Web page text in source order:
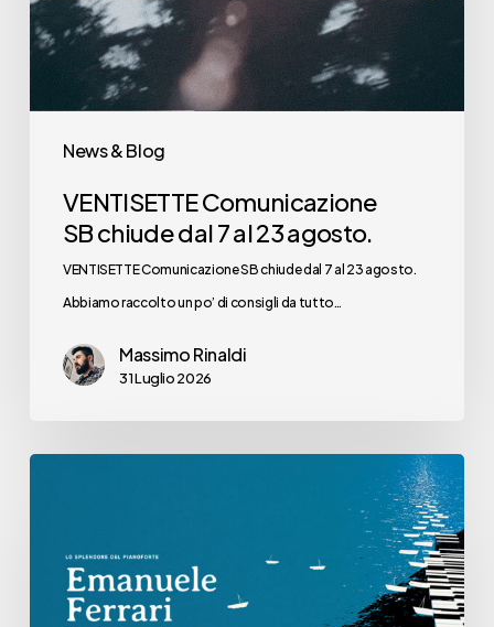
News & Blog
7
al
agosto.
VENTISETTE Comunicazione
SB chiude dal 7 al 23 agosto.
VENTISETTE Comunicazione SB chiude dal 7 al 23 agosto.
Abbiamo raccolto un po’ di consigli da tutto…
Massimo Rinaldi
31 Luglio 2026
Pietro